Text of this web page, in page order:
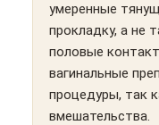
умеренные
прокладку, а не
половые
вагинальные
процедуры, так
вмешательства.